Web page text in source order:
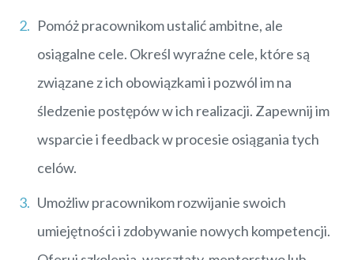
Pomóż pracownikom ustalić ambitne, ale
osiągalne cele. Określ wyraźne cele, które są
związane z ich obowiązkami i pozwól im na
śledzenie postępów w ich realizacji. Zapewnij im
wsparcie i feedback w procesie osiągania tych
celów.
Umożliw pracownikom rozwijanie swoich
umiejętności i zdobywanie nowych kompetencji.